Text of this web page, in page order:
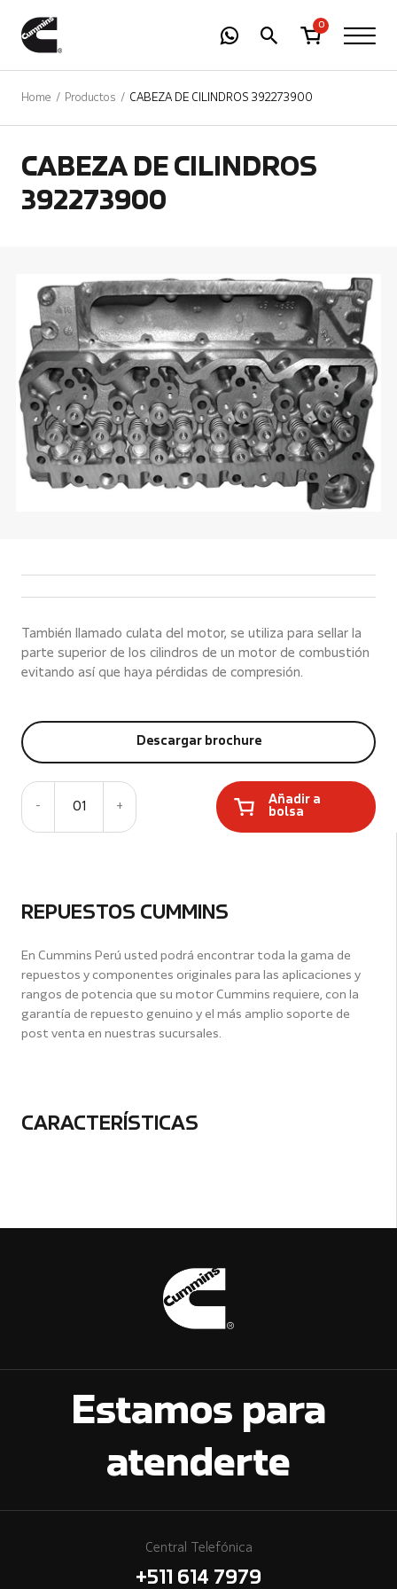
0
Home Productos CABEZA DE CILINDROS 392273900
REPUESTOS CUMMINS
En Cummins Perú usted podrá encontrar toda la gama de
repuestos y componentes originales para las aplicaciones y
rangos de potencia que su motor Cummins requiere, con la
garantía de repuesto genuino y el más amplio soporte de
post venta en nuestras sucursales.
CARACTERÍSTICAS
CABEZA DE CILINDROS
392273900
También llamado culata del motor, se utiliza para sellar la
parte superior de los cilindros de un motor de combustión
evitando así que haya pérdidas de compresión.
Descargar brochure
- 01 +
Añadir a
bolsa
Estamos para
atenderte
Central Telefónica
+511 614 7979